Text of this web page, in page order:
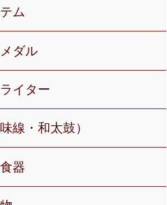
ム
ダル
イター
線・和太鼓）
器